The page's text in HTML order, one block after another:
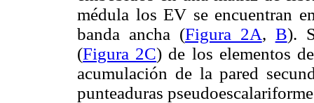
médula los EV se encuentran
banda ancha (Figura 2A, B).
(Figura 2C) de los elementos
acumulación de la pared
punteaduras